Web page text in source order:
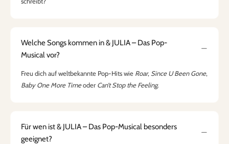
Welche Songs kommen in & JULIA – Das Pop-
Musical vor?
Freu dich auf weltbekannte Pop-Hits wie Roar, Since U Been Gone,
Baby One More Timeoder Can’t Stop the Feeling.
Für wen ist & JULIA – Das Pop-Musical besonders
geeignet?